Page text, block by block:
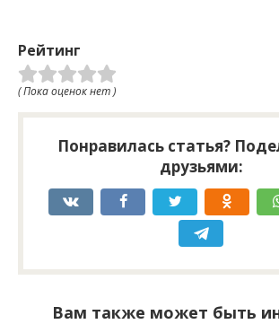
Рейтинг
( Пока оценок нет )
Понравилась статья?
друзьями:
Вам также может быть